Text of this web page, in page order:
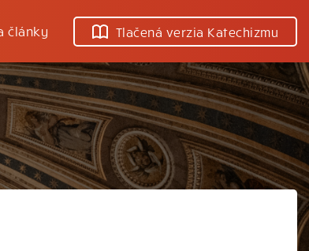
články Tlačená verzia Katechizmu